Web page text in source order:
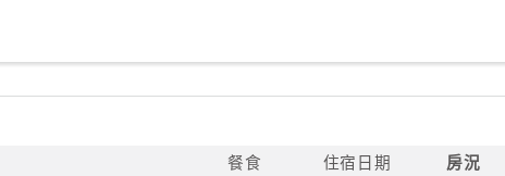
餐食 住宿日期 房況